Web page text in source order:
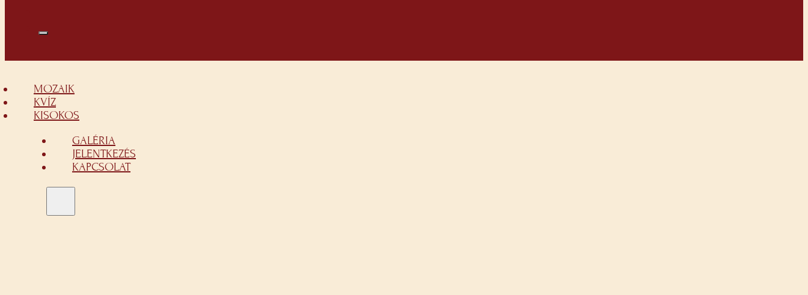
MOZAIK
KVÍZ
KISOKOS
GALÉRIA
JELENTKEZÉS
KAPCSOLAT